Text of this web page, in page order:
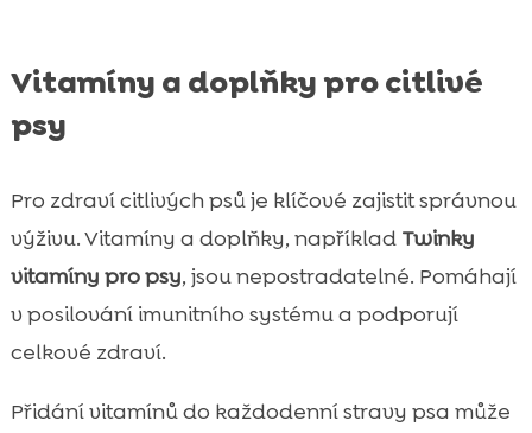
Vitamíny a doplňky pro citlivé
psy
Pro zdraví citlivých psů je klíčové zajistit správnou
výživu. Vitamíny a doplňky, například Twinky
vitamíny pro psy, jsou nepostradatelné. Pomáhají
v posilování imunitního systému a podporují
celkové zdraví.
Přidání vitamínů do každodenní stravy psa může